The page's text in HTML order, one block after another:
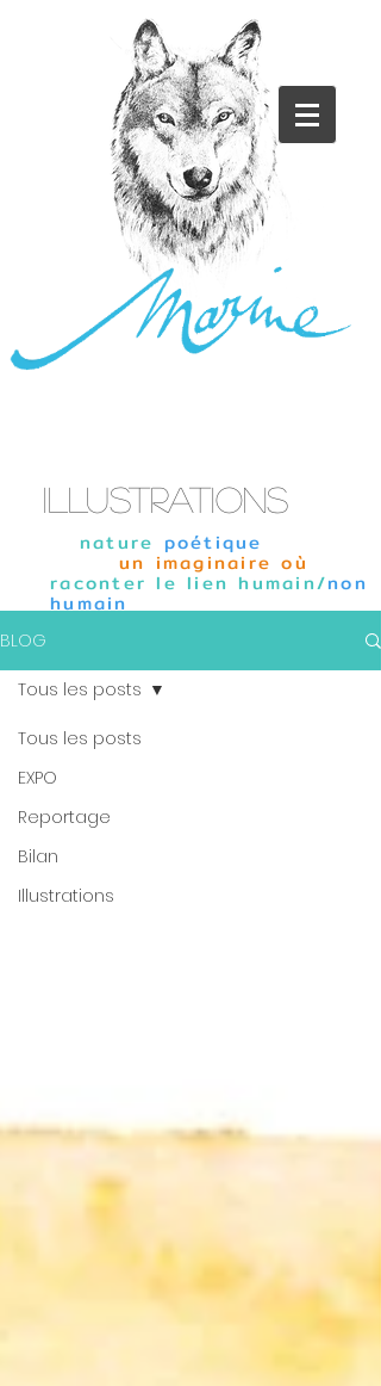
ILLUSTRATIONS
nature poétique
un imaginaire où
raconter le lien humain/non
humain
BLOG
Tous les posts
EXPO
Reportage
Bilan
Illustrations
Tous les posts